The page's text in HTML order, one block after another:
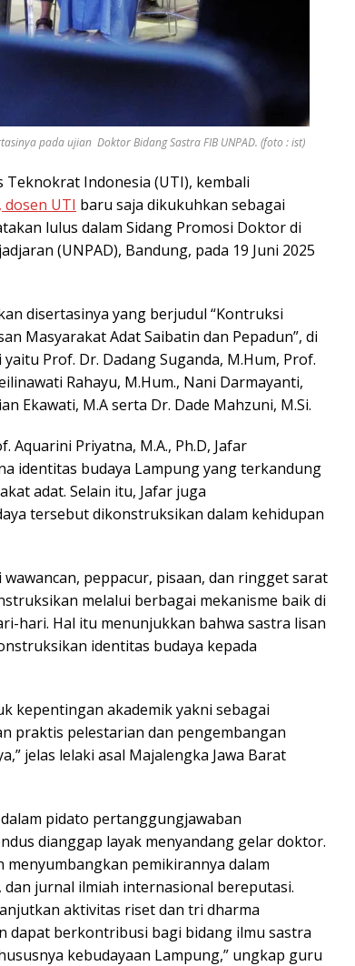
pada ujian Doktor Bidang Sastra FIB UNPAD. (foto : ist)
Teknokrat Indonesia (UTI), kembali
dosen UTI baru saja dikukuhkan sebagai
lulus dalam Sidang Promosi Doktor di
(UNPAD), Bandung, pada 19 Juni 2025
disertasinya yang berjudul “Kontruksi
Masyarakat Adat Saibatin dan Pepadun”, di
Prof. Dr. Dadang Suganda, M.Hum, Prof.
Rahayu, M.Hum., Nani Darmayanti,
Ekawati, M.A serta Dr. Dade Mahzuni, M.Si.
Aquarini Priyatna, M.A., Ph.D, Jafar
identitas budaya Lampung yang terkandung
adat. Selain itu, Jafar juga
tersebut dikonstruksikan dalam kehidupan
peppacur, pisaan, dan ringget sarat
melalui berbagai mekanisme baik di
hari. Hal itu menunjukkan bahwa sastra lisan
identitas budaya kepada
kepentingan akademik yakni sebagai
praktis pelestarian dan pengembangan
jelas lelaki asal Majalengka Jawa Barat
pidato pertanggungjawaban
dianggap layak menyandang gelar doktor.
pemikirannya dalam
jurnal ilmiah internasional bereputasi.
aktivitas riset dan tri dharma
dapat berkontribusi bagi bidang ilmu sastra
kebudayaan Lampung,” ungkap guru